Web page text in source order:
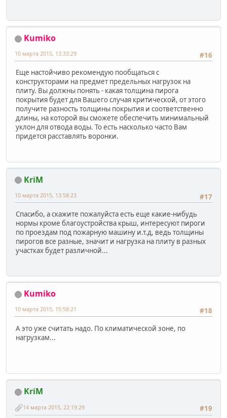
Kumiko
#16
10 марта 2015, 13:33:29
Еще настойчиво рекомендую пообщаться с
конструкторами на предмет предельных нагрузок на
плиту. Вы должны понять - какая толщина пирога
покрытия будет для Вашего случая критической, от этого
получите разность толщины покрытия и соответственно
длины, на которой вы сможете обеспечить минимальный
уклон для отвода воды. То есть насколько часто Вам
придется расставлять воронки.
KriM
#17
10 марта 2015, 13:58:23
Спасибо, а скажите пожалуйста есть еще какие-нибудь
нормы кроме благоустройства крыш, интересуют пироги
по проездам под пожарную машину и.т.д, ведь толщины
пирогов все разные, значит и нагрузка на плиту в разных
участках будет различной...
Kumiko
#18
10 марта 2015, 15:58:21
А это уже считать надо. По климатической зоне, по
нагрузкам...
KriM
#19
14 марта 2015, 22:19:29